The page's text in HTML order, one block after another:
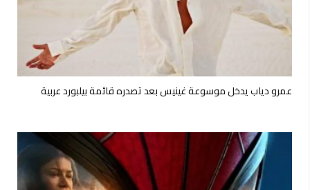
عمرو دياب يدخل موسوعة غينيس بعد تصدره قائمة بيلبورد عربية